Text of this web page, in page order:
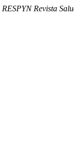
RESPYN Revista